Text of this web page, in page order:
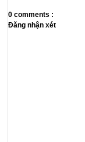
0 comments :
Đăng nhận xét